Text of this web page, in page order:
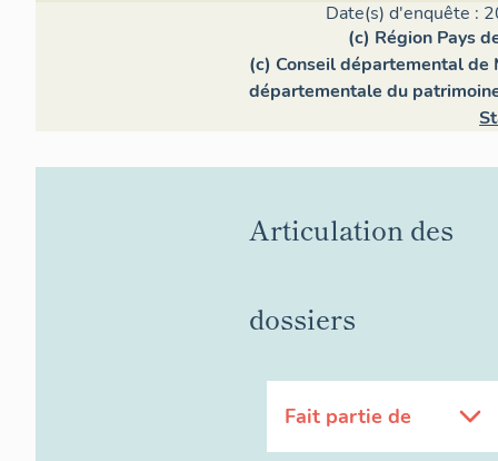
Date(s) d'enquête :
(c) Région Pays
(c) Conseil départemental
départementale du
Articulation des
dossiers
Fait partie de